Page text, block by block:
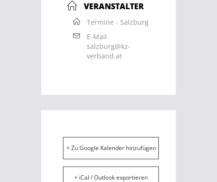
VERANSTALTER
Termine - Salzburg
E-Mail
salzburg@kz-
verband.at
+ Zu Google Kalender hinzufügen
+ iCal / Outlook exportieren